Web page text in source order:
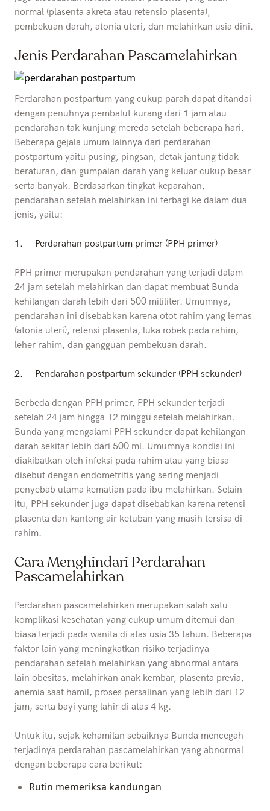
normal (plasenta akreta atau retensio plasenta),
pembekuan darah, atonia uteri, dan melahirkan usia dini.
Jenis Perdarahan Pascamelahirkan
Perdarahan postpartum yang cukup parah dapat ditandai
dengan penuhnya pembalut kurang dari 1 jam atau
pendarahan tak kunjung mereda setelah beberapa hari.
Beberapa gejala umum lainnya dari perdarahan
postpartum yaitu pusing, pingsan, detak jantung tidak
beraturan, dan gumpalan darah yang keluar cukup besar
serta banyak. Berdasarkan tingkat keparahan,
pendarahan setelah melahirkan ini terbagi ke dalam dua
jenis, yaitu:
1. Perdarahan postpartum primer (PPH primer)
PPH primer merupakan pendarahan yang terjadi dalam
24 jam setelah melahirkan dan dapat membuat Bunda
kehilangan darah lebih dari 500 mililiter. Umumnya,
pendarahan ini disebabkan karena otot rahim yang lemas
(atonia uteri), retensi plasenta, luka robek pada rahim,
leher rahim, dan gangguan pembekuan darah.
2. Pendarahan postpartum sekunder (PPH sekunder)
Berbeda dengan PPH primer, PPH sekunder terjadi
setelah 24 jam hingga 12 minggu setelah melahirkan.
Bunda yang mengalami PPH sekunder dapat kehilangan
darah sekitar lebih dari 500 ml. Umumnya kondisi ini
diakibatkan oleh infeksi pada rahim atau yang biasa
disebut dengan endometritis yang sering menjadi
penyebab utama kematian pada ibu melahirkan. Selain
itu, PPH sekunder juga dapat disebabkan karena retensi
plasenta dan kantong air ketuban yang masih tersisa di
rahim.
Cara Menghindari Perdarahan
Pascamelahirkan
Perdarahan pascamelahirkan merupakan salah satu
komplikasi kesehatan yang cukup umum ditemui dan
biasa terjadi pada wanita di atas usia 35 tahun. Beberapa
faktor lain yang meningkatkan risiko terjadinya
pendarahan setelah melahirkan yang abnormal antara
lain obesitas, melahirkan anak kembar, plasenta previa,
anemia saat hamil, proses persalinan yang lebih dari 12
jam, serta bayi yang lahir di atas 4 kg.
Untuk itu, sejak kehamilan sebaiknya Bunda mencegah
terjadinya perdarahan pascamelahirkan yang abnormal
dengan beberapa cara berikut:
Rutin memeriksa kandungan